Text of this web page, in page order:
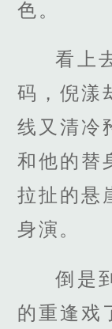
色。
看上
码，倪漾
线又清冷
和他的替
拉扯的悬
身演。
倒是
的重逢戏